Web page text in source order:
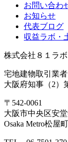
お問い合わ
お知らせ
代表ブログ
収益ラボ・
株式会社８１ラボ
宅地建物取引業
大阪府知事（2）
〒542-0061
大阪市中央区安
Osaka Metro松屋